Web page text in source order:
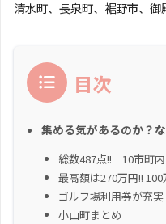
清水町、長泉町、裾野市、御
目次
集める気があるのか？
総数487点!! 10市町
最高額は270万円!!
ゴルフ場利用券が充実
小山町まとめ